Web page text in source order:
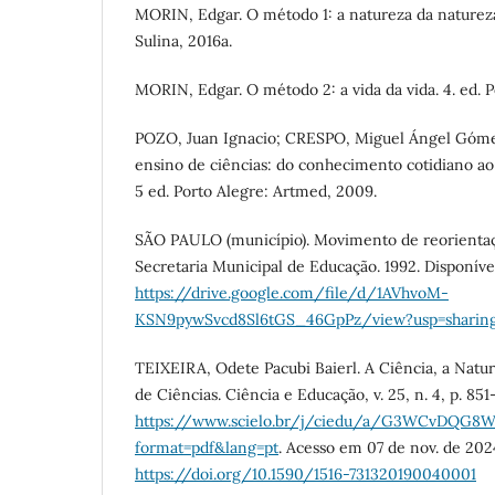
MORIN, Edgar. O método 1: a natureza da
Sulina, 2016a.
MORIN, Edgar. O método 2: a vida da vida. 4. ed.
POZO, Juan Ignacio; CRESPO, Miguel Ángel
ensino de ciências: do conhecimento cotidiano
5 ed. Porto Alegre: Artmed, 2009.
SÃO PAULO (município). Movimento de
Secretaria Municipal de Educação. 1992.
https://drive.google.com/file/d/1AVhvoM-
KSN9pywSvcd8Sl6tGS_46GpPz/
TEIXEIRA, Odete Pacubi Baierl. A Ciência, a
de Ciências. Ciência e Educação, v. 25, n. 4, p.
https://www.scielo.br/j/ciedu/a/
format=pdf&lang=pt. Acesso em 07 de nov. de
https://doi.org/10.1590/1516-731320190040001